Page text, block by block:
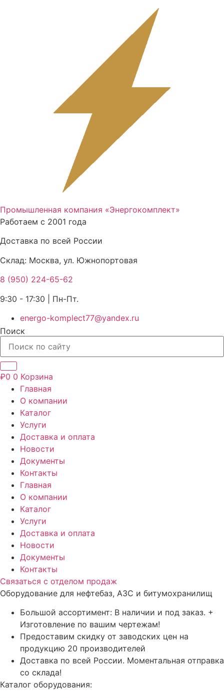
Промышленная компания «Энергокомплект»
Работаем с 2001 года
Доставка по всей России
Склад: Москва, ул. Южнопортовая
8 (950) 224-65-62
9:30 - 17:30 | Пн-Пт.
energo-komplect77@yandex.ru
Поиск
₽0 0 Корзина
Главная
О компании
Каталог
Услуги
Доставка и оплата
Новости
Документы
Контакты
Главная
О компании
Каталог
Услуги
Доставка и оплата
Новости
Документы
Контакты
Связаться с отделом продаж
Оборудование для нефтебаз, АЗС и битумохранилищ
Большой ассортимент: В наличии и под заказ. +
Изготовление по вашим чертежам!
Предоставим скидку от заводских цен на
продукцию 20 производителей
Доставка по всей России. Моментальная отправка
со склада!
Каталог оборудования: